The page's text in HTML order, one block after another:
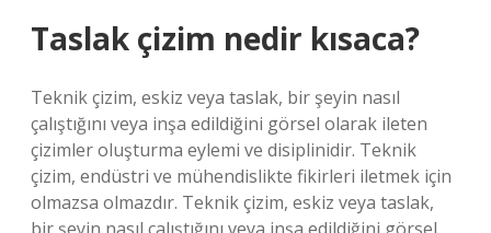
Taslak çizim nedir kısaca?
Teknik çizim, eskiz veya taslak, bir şeyin nasıl
çalıştığını veya inşa edildiğini görsel olarak ileten
çizimler oluşturma eylemi ve disiplinidir. Teknik
çizim, endüstri ve mühendislikte fikirleri iletmek için
olmazsa olmazdır. Teknik çizim, eskiz veya taslak,